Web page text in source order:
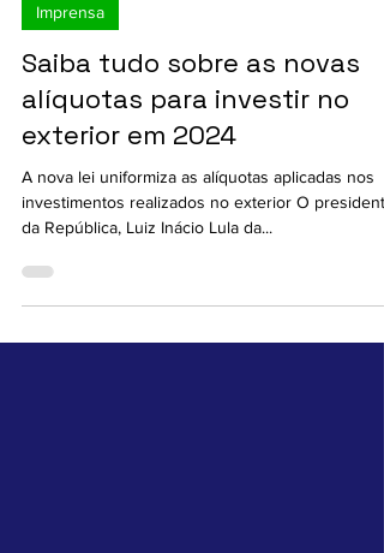
Quality Tax
21 de dez. de 2023
Imprensa
Saiba tudo sobre as novas
alíquotas para investir no
exterior em 2024
A nova lei uniformiza as alíquotas aplicadas nos
investimentos realizados no exterior O presidente